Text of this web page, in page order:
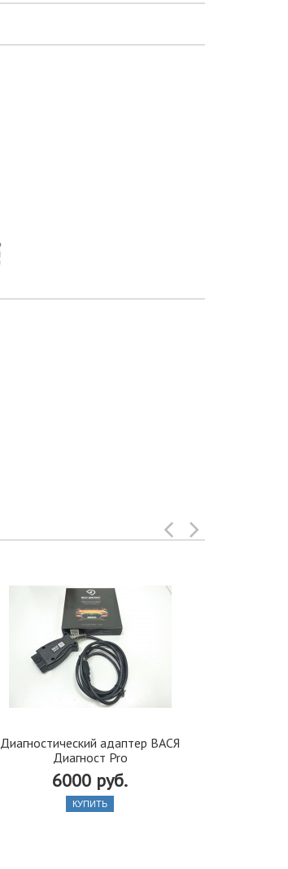
Диагностический адаптер ВАСЯ
Диагност Pro
6000 руб.
КУПИТЬ